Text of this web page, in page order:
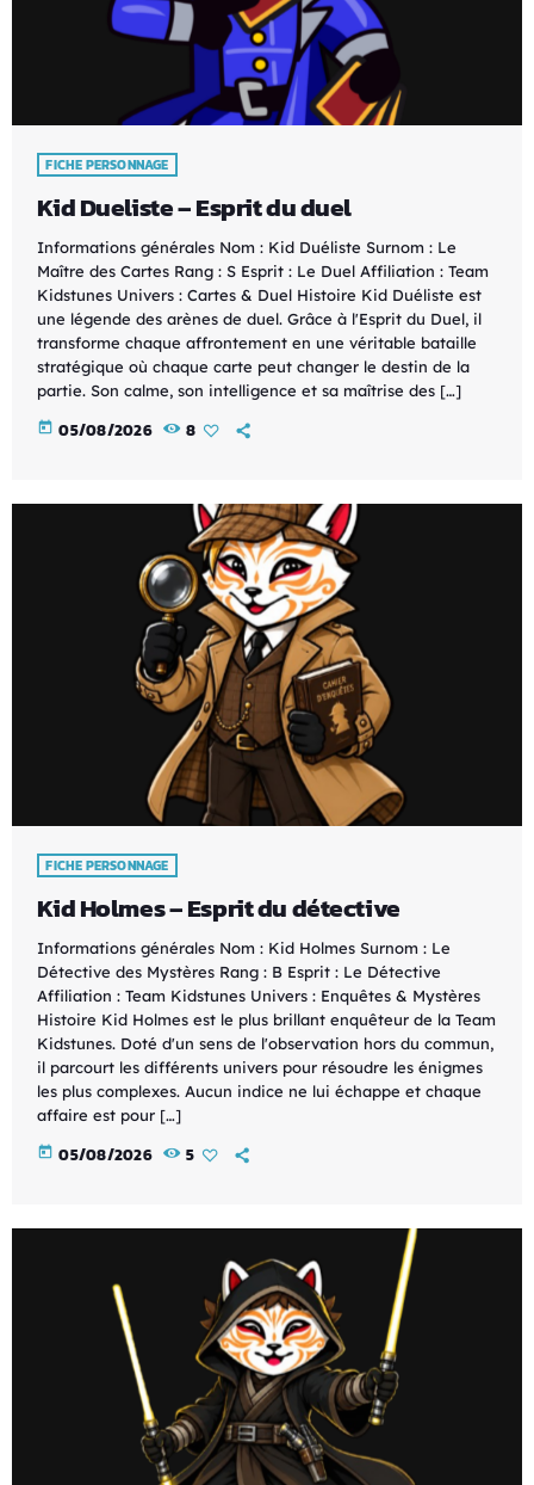
FICHE PERSONNAGE
Kid Dueliste – Esprit du duel
Informations générales Nom : Kid Duéliste Surnom : Le
Maître des Cartes Rang : S Esprit : Le Duel Affiliation : Team
Kidstunes Univers : Cartes & Duel Histoire Kid Duéliste est
une légende des arènes de duel. Grâce à l'Esprit du Duel, il
transforme chaque affrontement en une véritable bataille
stratégique où chaque carte peut changer le destin de la
partie. Son calme, son intelligence et sa maîtrise des […]
today 05/08/2026 8
FICHE PERSONNAGE
Kid Holmes – Esprit du détective
Informations générales Nom : Kid Holmes Surnom : Le
Détective des Mystères Rang : B Esprit : Le Détective
Affiliation : Team Kidstunes Univers : Enquêtes & Mystères
Histoire Kid Holmes est le plus brillant enquêteur de la Team
Kidstunes. Doté d'un sens de l'observation hors du commun,
il parcourt les différents univers pour résoudre les énigmes
les plus complexes. Aucun indice ne lui échappe et chaque
affaire est pour […]
today 05/08/2026 5